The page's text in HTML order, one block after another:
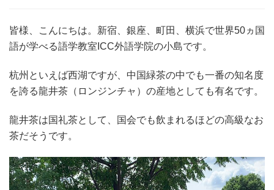
皆様、こんにちは。新宿、銀座、町田、横浜で世界50ヵ国
語が学べる語学教室ICC外語学院の小島です。
杭州といえば西湖ですが、中国緑茶の中でも一番の知名度
を誇る龍井茶（ロンジンチャ）の産地としても有名です。
龍井茶は国礼茶として、国会でも飲まれるほどの高級なお
茶だそうです。